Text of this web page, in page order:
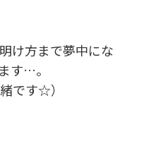
け方まで夢中にな
す…。
です☆）